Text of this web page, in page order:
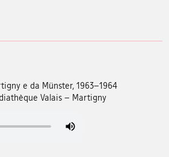
e da Münster, 1963–1964
Valais – Martigny